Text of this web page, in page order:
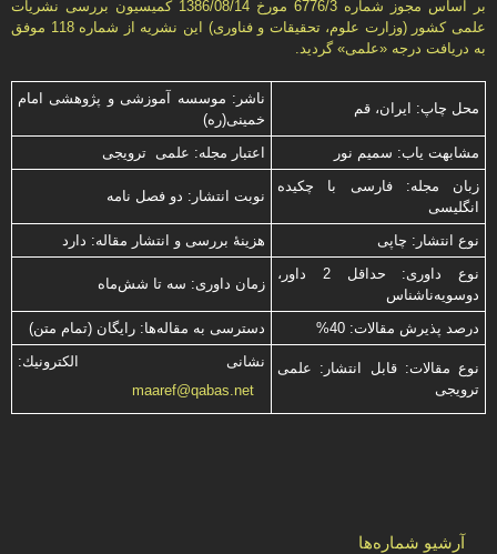
بر اساس مجوز شماره 6776/3 مورخ 1386/08/14 كمیسیون بررسى نشریات
علمى كشور (وزارت علوم، تحقیقات و فناورى) این نشریه از شماره 118 موفق
به دریافت درجه «علمى» گردید.
محل چاپ: ایران، قم
ناشر: موسسه آموزشی و پژوهشی امام
خمینی(ره)
مشابهت ياب: سميم نور
اعتبار مجله: علمی ترویجی
زبان مجله: فارسی با چكیده
انگلیسی
نوبت انتشار: دو فصل نامه
نوع انتشار: چاپی
هزینۀ بررسی و انتشار مقاله: دارد
نوع داوری: حداقل 2 داور،
دوسویه‌ناشناس
زمان داوری: سه تا شش‌ماه
درصد پذیرش مقالات: 40% دسترسی به مقاله‌ها: رایگان (تمام متن)
نوع مقالات: قابل انتشار: علمی
ترویجی
نشانی الكترونیك:
maaref@qabas.net
آرشیو شماره‌ها